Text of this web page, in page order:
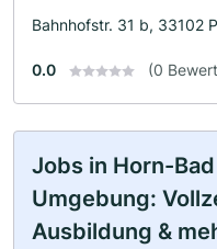
Bahnhofstr. 31 b, 33102
0.0 (0
Jobs in Horn-
Umgebung:
Ausbildung &